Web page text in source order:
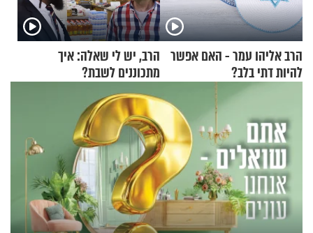
הרב אליהו עמר - האם אפשר
להיות דתי בלב?
הרב, יש לי שאלה: איך
מתכוננים לשבת?